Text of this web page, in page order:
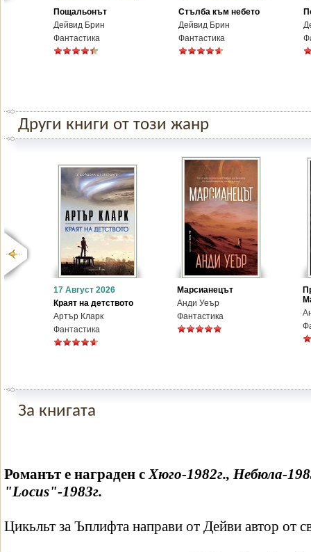
Пощальонът
Дейвид Брин
Фантастика
Стълба към небето
Дейвид Брин
Фантастика
Други книги от този жанр
17 Август 2026
Краят на детството
Артър Кларк
Фантастика
Марсианецът
Анди Уеър
Фантастика
За книгата
Романът е награден сХюго-1982г., Небюла-
"Locus"-1983г.
Цикьльт за Ъплифта направи от Дейви автор от